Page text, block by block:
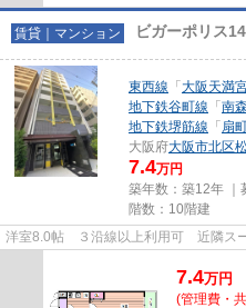
賃貸｜マンション ビガーポリス
東西線 「 大阪天満
地下鉄谷町線 「 南
地下鉄堺筋線 「 扇
大阪府大阪市北区
7.4万円
築年数：築12年 ｜
階数：10階建
洋室8.0帖 ３沿線以上利用可 近隣スー
7.4万円
(管理費・